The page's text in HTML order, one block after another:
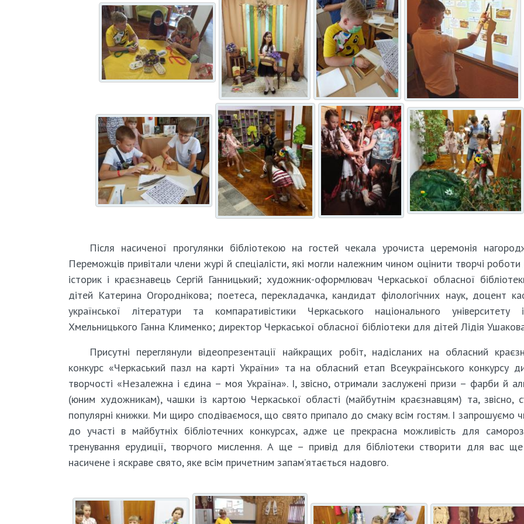
Після насиченої прогулянки бібліотекою на гостей чекала урочиста церемонія
Переможців привітали члени журі й спеціалісти, які могли належним чином оцінити творчі роботи
історик і краєзнавець Сергій Ганницький; художник-оформлювач Черкаської обласної
дітей Катерина Огороднікова; поетеса, перекладачка, кандидат філологічних наук, доцент
української літератури та компаративістики Черкаського національного
Хмельницького Ганна Клименко; директор Черкаської обласної бібліотеки для дітей Лідія
Присутні переглянули відеопрезентації найкращих робіт, надісланих на обласний
конкурс «Черкаський пазл на карті України» та на обласний етап Всеукраїнського конкурсу
творчості «Незалежна і єдина – моя Україна». І, звісно, отримали заслужені призи – фарби й
(юним художникам), чашки із картою Черкаської області (майбутнім краєзнавцям) та, звісно,
популярні книжки. Ми щиро сподіваємося, що свято припало до смаку всім гостям. І запрошуємо
до участі в майбутніх бібліотечних конкурсах, адже це прекрасна можливість для
тренування ерудиції, творчого мислення. А ще – привід для бібліотеки створити для вас
насичене і яскраве свято, яке всім причетним запам’ятається надовго.